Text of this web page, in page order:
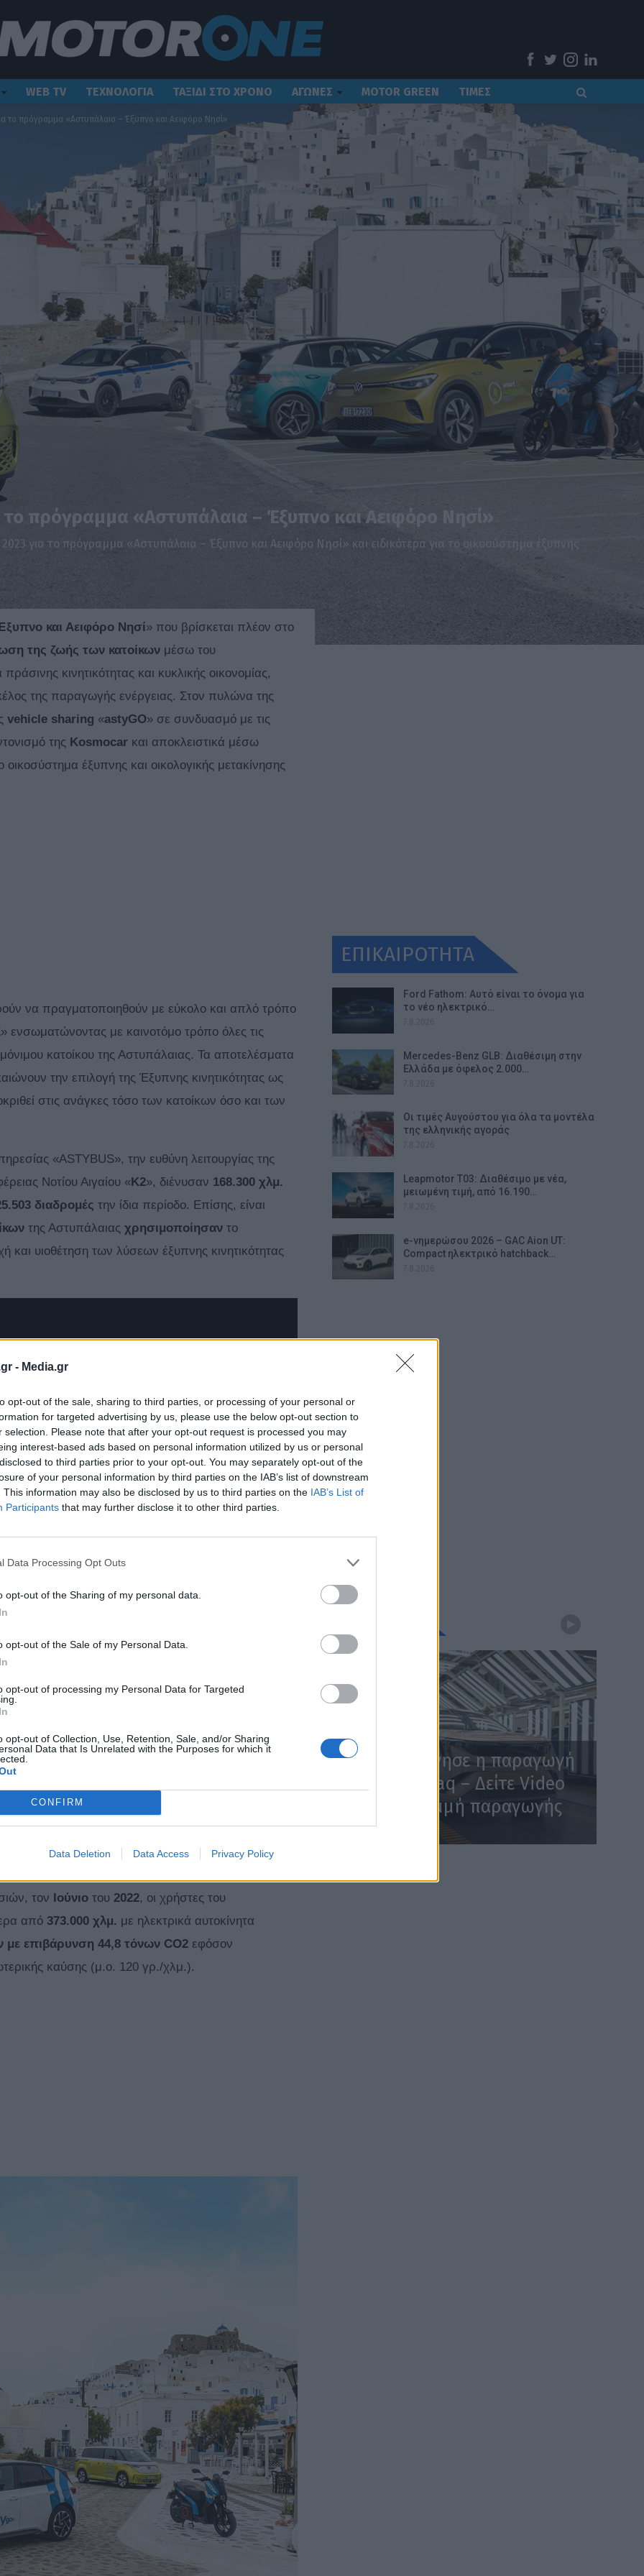
- Media.gr
opt-out of the sale, sharing to third parties, or processing of your personal or
for targeted advertising by us, please use the below opt-out section to
selection. Please note that after your opt-out request is processed you may
interest-based ads based on personal information utilized by us or personal
to third parties prior to your opt-out. You may separately opt-out of the
of your personal information by third parties on the IAB’s list of downstream
This information may also be disclosed by us to third parties on the IAB’s List of
Participants that may further disclose it to other third parties.
Data Processing Opt Outs
opt-out of the Sharing of my personal data.
opt-out of the Sale of my Personal Data.
opt-out of processing my Personal Data for Targeted
opt-out of Collection, Use, Retention, Sale, and/or Sharing
Data that Is Unrelated with the Purposes for which it
CONFIRM
Data Deletion Data Access Privacy Policy
WEB TV ΤΕΧΝΟΛΟΓΙΑ ΤΑΞΙΔΙ ΣΤΟ ΧΡΟΝΟ ΑΓΩΝΕΣ MOTOR GREEN ΤΙΜΕΣ
το πρόγραμμα «Αστυπάλαια – Έξυπνο και Αειφόρο Νησί»
πρόγραμμα «Αστυπάλαια – Έξυπνο και Αειφόρο Νησί»
για το πρόγραμμα «Αστυπάλαια – Έξυπνο και Αειφόρο Νησί» και ειδικότερα για το οικοσύστημα έξυπνης
και Αειφόρο Νησί» που βρίσκεται πλέον στο
της ζωής των κατοίκων μέσω του
κινητικότητας και κυκλικής οικονομίας,
της παραγωγής ενέργειας. Στον πυλώνα της
vehicle sharing «astyGO» σε συνδυασμό με τις
της Kosmocar και αποκλειστικά μέσω
έξυπνης και οικολογικής μετακίνησης
να πραγματοποιηθούν με εύκολο και απλό τρόπο
» ενσωματώνοντας με καινοτόμο τρόπο όλες τις
κατοίκου της Αστυπάλαιας. Τα αποτελέσματα
την επιλογή της Έξυπνης κινητικότητας ως
στις ανάγκες τόσο των κατοίκων όσο και των
«ASTYBUS», την ευθύνη λειτουργίας της
Νοτίου Αιγαίου «K2», διένυσαν 168.300 χλμ.
διαδρομές την ίδια περίοδο. Επίσης, είναι
της Αστυπάλαιας χρησιμοποίησαν το
και υιοθέτηση των λύσεων έξυπνης κινητικότητας
αυτοκίνητο πόλης, από 17.900€!
στην κατηγορία του!
έρχεται να αλλάξει τα δεδομένα
Twingo E-Tech
με την χρήση των
των πανίσχυρωνeBikes της Ducati,
εντυπωσιακήαύξηση 84%
τον Ιούνιο του 2022, οι χρήστες του
από 373.000 χλμ. με ηλεκτρικά αυτοκίνητα
με επιβάρυνση 44,8 τόνων CO2 εφόσον
καύσης (μ.ο. 120 γρ./χλμ.).
ΕΠΙΚΑΙΡΟΤΗΤΑ
Ford Fathom: Αυτό είναι το όνομα για
το νέο ηλεκτρικό…
Mercedes-Benz GLB: Διαθέσιμη στην
Ελλάδα με όφελος 2.000…
Οι τιμές Αυγούστου για όλα τα μοντέλα
της ελληνικής αγοράς
Leapmotor T03: Διαθέσιμο με νέα,
μειωμένη τιμή, από 16.190…
e-νημερώσου 2026 – GAC Aion UT:
Compact ηλεκτρικό hatchback…
Skoda: Ξεκίνησε η παραγωγή
του νέου Peaq – Δείτε Video
από τη γραμμή παραγωγής
WEB TV